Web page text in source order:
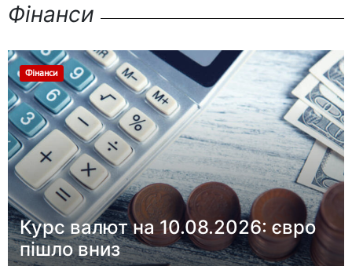
Фінанси
Фінанси
Курс валют на 10.08.2026: євро
пішло вниз